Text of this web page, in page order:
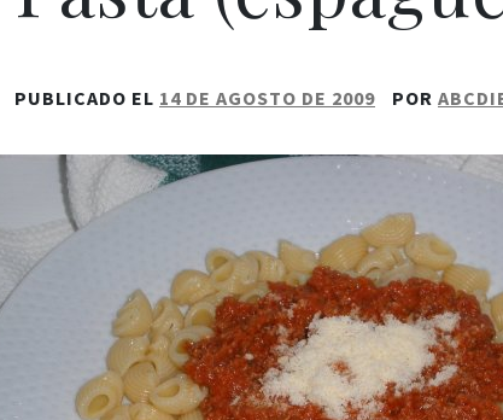
PUBLICADO EL 14 DE AGOSTO DE 2009 POR